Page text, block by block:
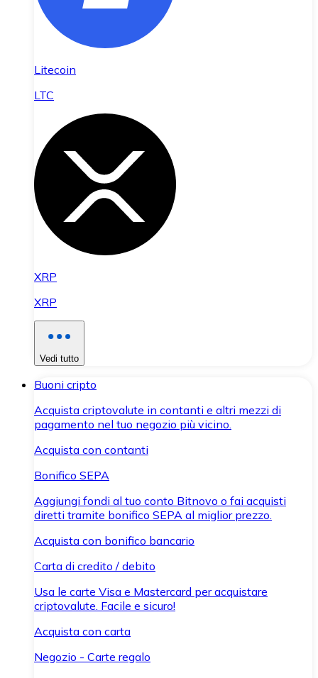
Litecoin
LTC
XRP
XRP
Vedi tutto
Buoni cripto
Acquista criptovalute in contanti e altri mezzi di
pagamento nel tuo negozio più vicino.
Acquista con contanti
Bonifico SEPA
Aggiungi fondi al tuo conto Bitnovo o fai acquisti
diretti tramite bonifico SEPA al miglior prezzo.
Acquista con bonifico bancario
Carta di credito / debito
Usa le carte Visa e Mastercard per acquistare
criptovalute. Facile e sicuro!
Acquista con carta
Negozio - Carte regalo